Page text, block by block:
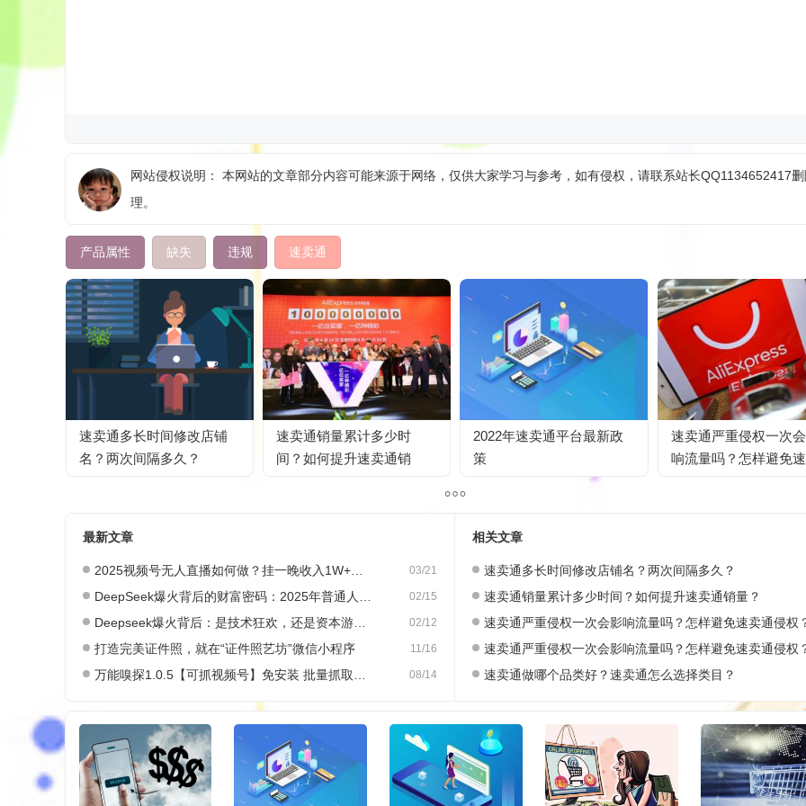
网站侵权说明： 本网站的文章部分内容可能来源于网络，仅供大家学习与参考，如有侵权，请联系站长QQ1134652417
理。
产品属性 缺失 违规 速卖通
速卖通多长时间修改店铺
名？两次间隔多久？
速卖通销量累计多少时
间？如何提升速卖通销
2022年速卖通平台最新政
策
速卖通严重侵权一次
响流量吗？怎样避免
最新文章
03/21
2025视频号无人直播如何做？挂一晚收入1W+，这份教程，小白可做~
02/15
DeepSeek爆火背后的财富密码：2025年普通人如何抓住AI创业风口？
02/12
Deepseek爆火背后：是技术狂欢，还是资本游戏？
11/16
打造完美证件照，就在“证件照艺坊”微信小程序
08/14
万能嗅探1.0.5【可抓视频号】免安装 批量抓取媒体文件
相关文章
速卖通多长时间修改店铺名？两次间隔多久？
速卖通销量累计多少时间？如何提升速卖通销量？
速卖通严重侵权一次会影响流量吗？怎样避免速卖通侵权
速卖通严重侵权一次会影响流量吗？怎样避免速卖通侵权
速卖通做哪个品类好？速卖通怎么选择类目？